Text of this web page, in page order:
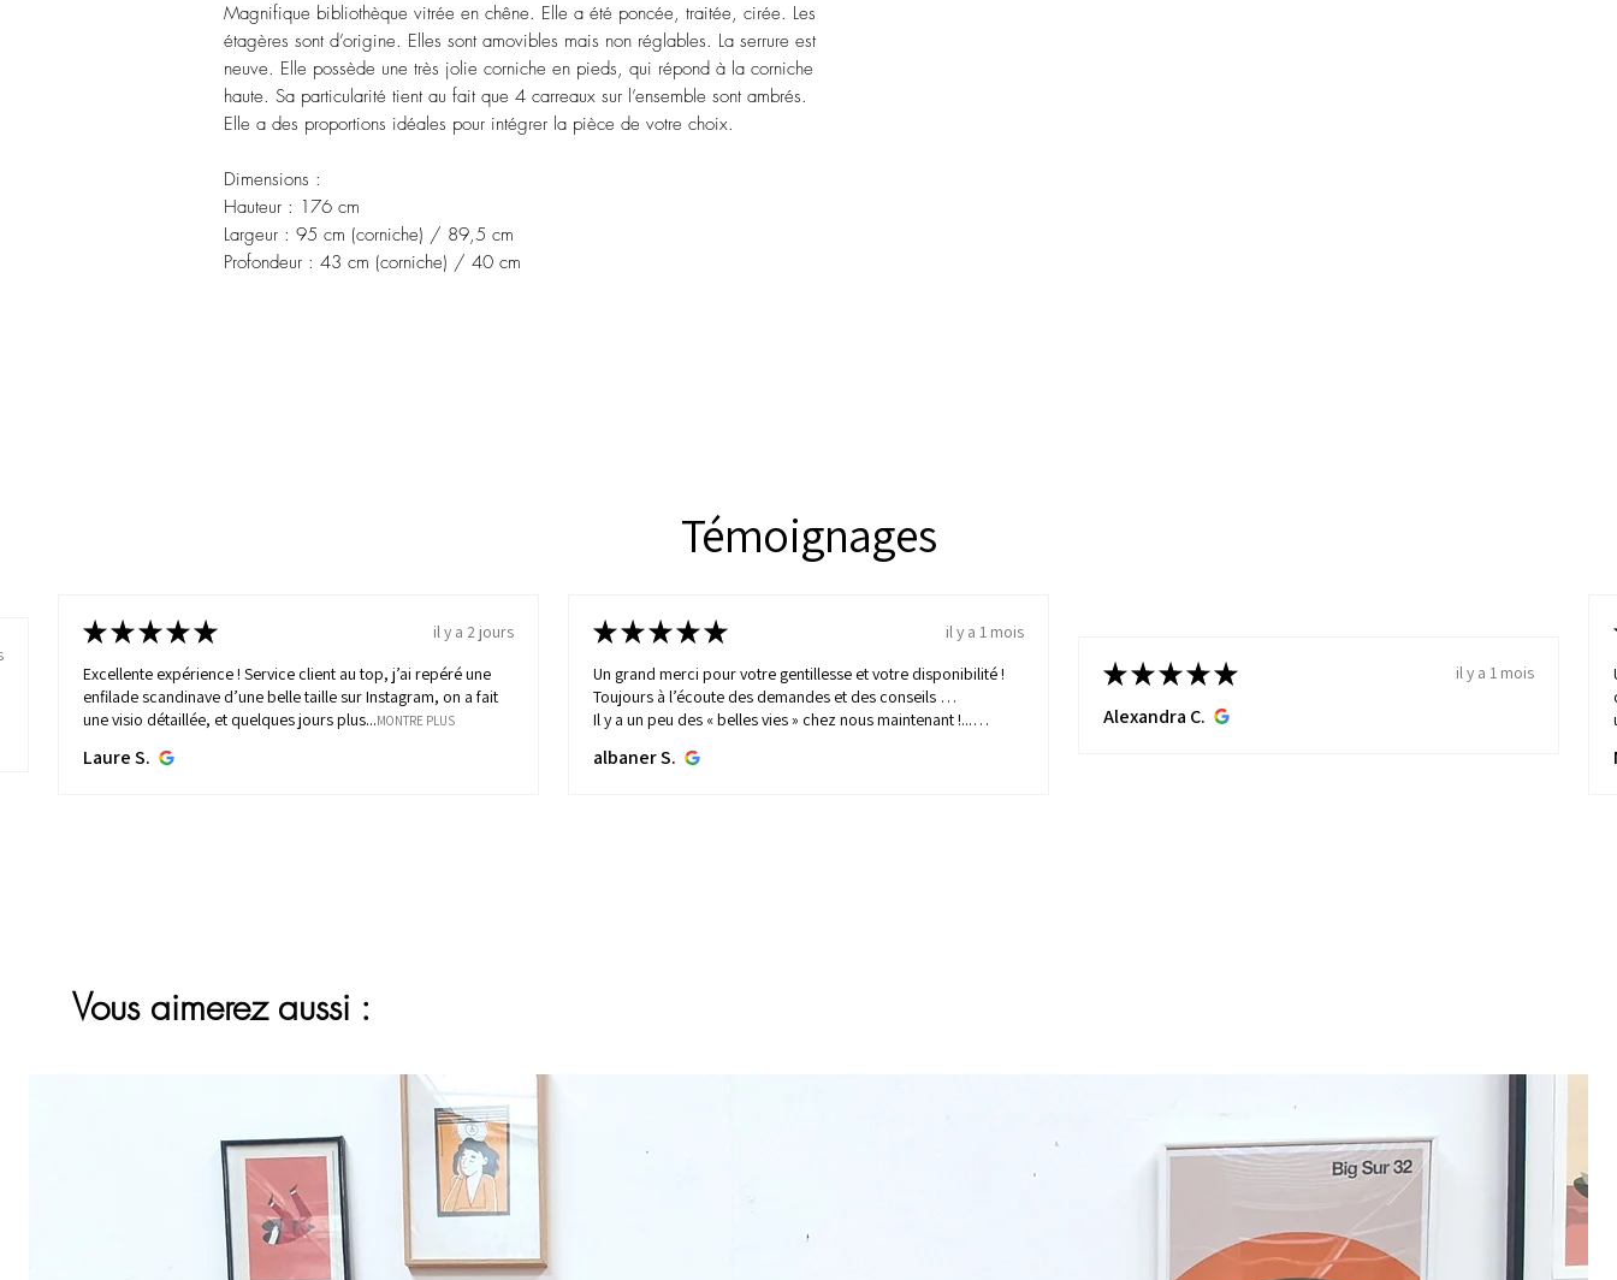
Témoignages
★★★★★
il y a 2 jours
Excellente expérience ! Service client au top, j’ai repéré une
enfilade scandinave d’une belle taille sur Instagram, on a fait
une visio détaillée, et quelques jours plus...MONTRE PLUS
Laure S.
★★★★★
il y a 1 mois
Un grand merci pour votre gentillesse et votre disponibilité !
Toujours à l’écoute des demandes et des conseils …
Il y a un peu des « belles vies » chez nous maintenant !...
albaner S.
★★★★★ il y a 1 mois
Alexandra C.
Magnifique bibliothèque vitrée en chêne. Elle a été poncée, traitée, cirée. Les
étagères sont d’origine. Elles sont amovibles mais non réglables. La serrure est
neuve. Elle possède une très jolie corniche en pieds, qui répond à la corniche
haute. Sa particularité tient au fait que 4 carreaux sur l’ensemble sont ambrés.
Elle a des proportions idéales pour intégrer la pièce de votre choix.
Dimensions :
Hauteur : 176 cm
Largeur : 95 cm (corniche) / 89,5 cm
Profondeur : 43 cm (corniche) / 40 cm
Vous aimerez aussi :